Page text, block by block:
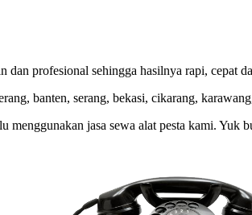
dan profesional sehingga hasilnya rapi, cepat
banten, serang, bekasi, cikarang,
menggunakan jasa sewa alat pesta kami. Yuk